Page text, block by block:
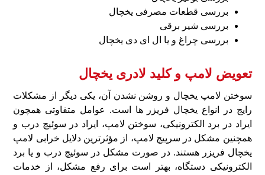
بررسی قطعات مصرفی یخچال
بررسی شیر برقی
بررسی چراغ و یا ال ای دی یخچال
تعویض لامپ و کلید لادری یخچال
سوختن لامپ یخچال و روشن نشدن آن، یکی دیگر از مشکلات
رایج در انواع یخچال فریزر ها است. عوامل متفاوتی همچون
ایراد در برد الکترونیکی، سوختن لامپ، ایراد در سوئیچ درب و
همچنین مشکل در سرپیچ لامپ، از مؤثرترین دلایل خرابی لامپ
یخچال فریزر هستند. در صورت مشکل در سوئیچ درب و یا برد
الکترونیکی دستگاه، بهتر است برای رفع مشکل، از خدمات